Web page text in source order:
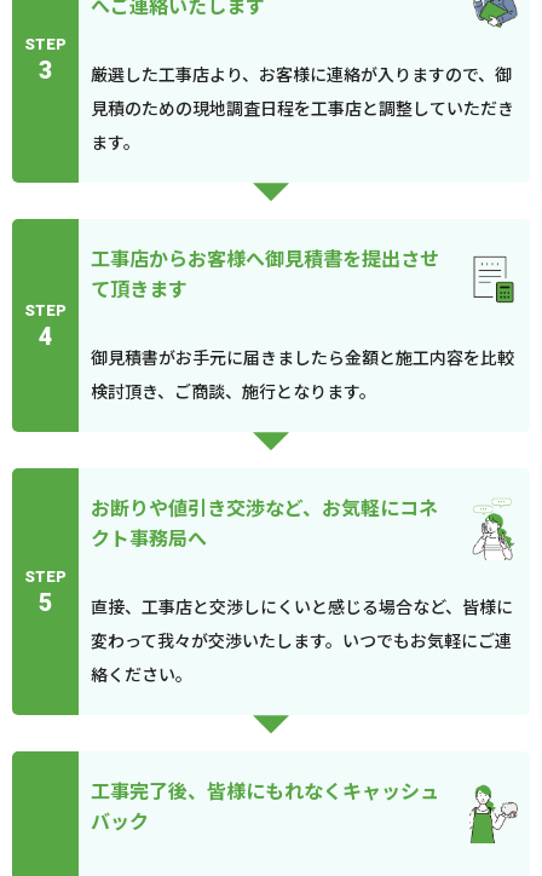
STEP
3
厳選した工事店より、お客様に連絡が入りますので、御
見積のための現地調査日程を工事店と調整していただき
ます。
STEP
4
工事店からお客様へ御見積書を提出させ
て頂きます
御見積書がお手元に届きましたら金額と施工内容を比較
検討頂き、ご商談、施行となります。
STEP
5
お断りや値引き交渉など、お気軽にコネ
クト事務局へ
直接、工事店と交渉しにくいと感じる場合など、皆様に
変わって我々が交渉いたします。いつでもお気軽にご連
絡ください。
工事完了後、皆様にもれなくキャッシュ
バック